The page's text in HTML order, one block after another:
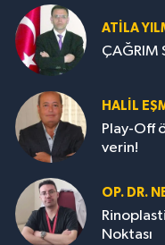
ATILA
ÇAĞRIM
HALIL
Play-Off
verin!
OP. DR.
Noktası